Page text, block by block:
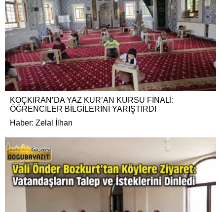
KOÇKIRAN’DA YAZ KUR’AN KURSU FİNALİ:
ÖĞRENCİLER BİLGİLERİNİ YARIŞTIRDI
Haber: Zelal İlhan